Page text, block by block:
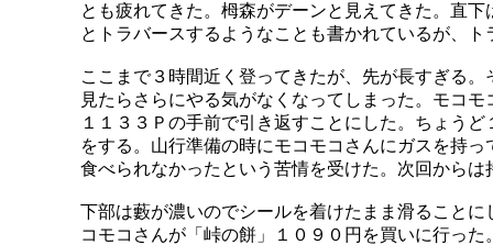
とも疲れてきた。栂森がデーンと見えてきた。直
とトラバースするようなことも書かれているが、
ここまで３時間近く登ってきたが、先が長すぎる
見たらさらにやる気がなくなってしまった。モコ
１１３３Ｐの手前で引き返すことにした。ちょう
をする。山行準備の時にモコモコさんにガスを持
食べられなかったという苦情を受けた。次回からは
下部は藪が濃いのでシールを着けたまま滑ること
コモコさんが「峠の餅」１０９０円を買いに行っ